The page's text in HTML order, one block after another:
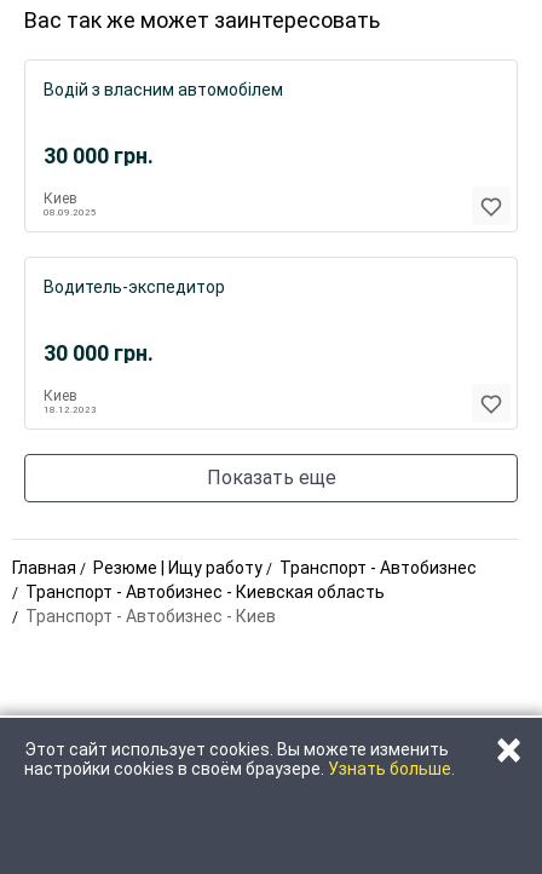
Вас так же может заинтересовать
30 000 грн.
Водій з власним автомобілем
Киев
08.09.2025
30 000 грн.
Водитель-экспедитор
Киев
18.12.2023
Показать еще
Главная Резюме | Ищу работу
Транспорт - Автобизнес
Транспорт - Автобизнес - Киевская область
Транспорт - Автобизнес - Киев
Этот сайт использует cookies. Вы можете изменить
настройки cookies в своём браузере. Узнать больше. ×
ПОЗВОНИТЬ НАПИСАТЬ